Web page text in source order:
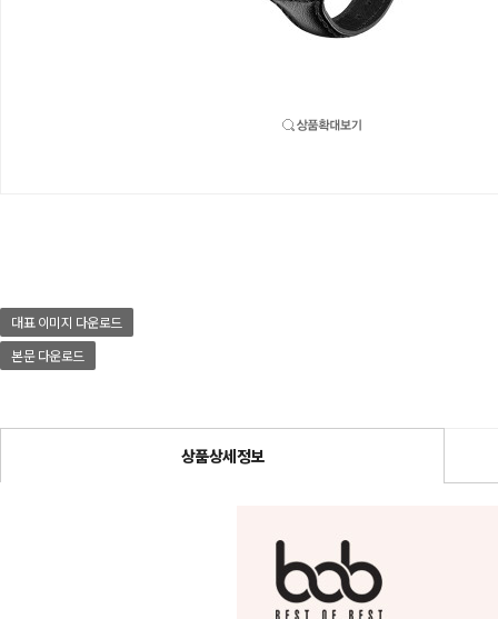
대표 이미지 다운로드
본문 다운로드
상품상세정보